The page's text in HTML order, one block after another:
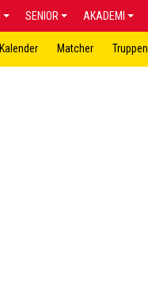
SENIOR AKADEMI
Kalender Matcher Truppen